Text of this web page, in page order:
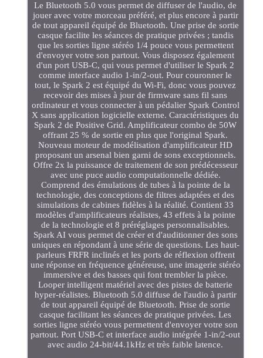
Le Bluetooth 5.0 vous permet de diffuser de l'audio, de
jouer avec votre morceau préféré, et plus encore à partir
de tout appareil équipé de Bluetooth. Une prise de sortie
casque facilite les séances de pratique privées ; tandis
que les sorties ligne stéréo 1/4 pouce vous permettent
d'envoyer votre son partout. Vous disposez également
d'un port USB-C, qui vous permet d'utiliser le Spark 2
comme interface audio 1-in/2-out. Pour couronner le
tout, le Spark 2 est équipé du Wi-Fi, donc vous pouvez
recevoir des mises à jour de firmware sans fil sans
ordinateur et vous connecter à un pédalier Spark Control
X sans application logicielle externe. Caractéristiques du
Spark 2 de Positive Grid. Amplificateur combo de 50W
offrant 25 % de sortie en plus que l'original Spark.
Nouveau moteur de modélisation d'amplificateur HD
proposant un arsenal bien garni de sons exceptionnels.
Offre 2x la puissance de traitement de son prédécesseur
avec une puce audio computationnelle dédiée.
Comprend des émulations de tubes à la pointe de la
technologie, des conceptions de filtres adaptées et des
simulations de cabines fidèles à la réalité. Contient 33
modèles d'amplificateurs réalistes, 43 effets à la pointe
de la technologie et 8 préréglages personnalisables.
Spark AI vous permet de créer et d'auditionner des sons
uniques en répondant à une série de questions. Les haut-
parleurs FRFR inclinés et les ports de réflexion offrent
une réponse en fréquence généreuse, une imagerie stéréo
immersive et des basses qui font trembler la pièce.
Looper intelligent matériel avec des pistes de batterie
hyper-réalistes. Bluetooth 5.0 diffuse de l'audio à partir
de tout appareil équipé de Bluetooth. Prise de sortie
casque facilitant les séances de pratique privées. Les
sorties ligne stéréo vous permettent d'envoyer votre son
partout. Port USB-C et interface audio intégrée 1-in/2-out
avec audio 24-bit/44.1kHz et très faible latence.